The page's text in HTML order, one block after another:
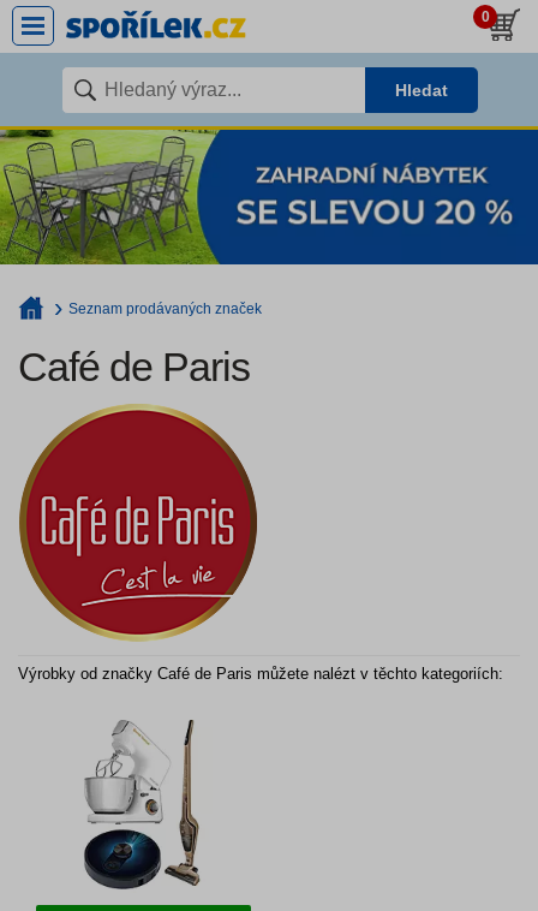
0
Hledat
Seznam prodávaných značek
Café de Paris
Výrobky od značky Café de Paris můžete nalézt v těchto kategoriích: